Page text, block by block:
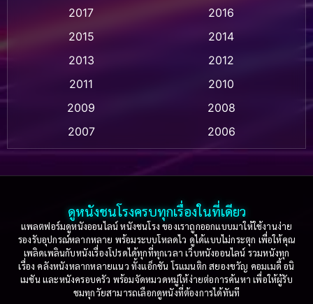
Based on a True Story เรื่องจริง(36)
Based on Novel(16)
Betrayal(1)
Biography(3)
2017
2016
2015
2014
2013
2012
2011
2010
2009
2008
2007
2006
2003
2002
2001
2000
1999
1998
1997
1996
1995
1994
1993
1992
ดูหนังชนโรงครบทุกเรื่องในที่เดียว
แพลตฟอร์มดูหนังออนไลน์ หนังชนโรง ของเราถูกออกแบบมาให้ใช้งานง่าย
รองรับอุปกรณ์หลากหลาย พร้อมระบบโหลดไว ดูได้แบบไม่กระตุก เพื่อให้คุณ
เพลิดเพลินกับหนังเรื่องโปรดได้ทุกที่ทุกเวลา เว็บหนังออนไลน์ รวมหนังทุก
เรื่อง คลังหนังหลากหลายแนว ทั้งแอ็กชัน โรแมนติก สยองขวัญ คอมเมดี้ อนิ
เมชัน และหนังครอบครัว พร้อมจัดหมวดหมู่ให้ง่ายต่อการค้นหา เพื่อให้ผู้รับ
ชมทุกวัยสามารถเลือกดูหนังที่ต้องการได้ทันที